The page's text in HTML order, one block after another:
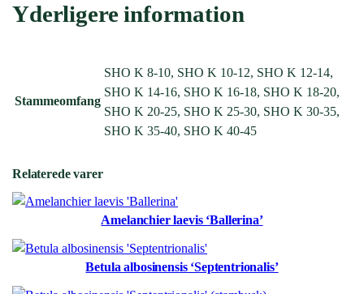
Yderligere information
Stammeomfang
SHO K 8-10, SHO K 10-12, SHO K 12-14,
SHO K 14-16, SHO K 16-18, SHO K 18-20,
SHO K 20-25, SHO K 25-30, SHO K 30-35,
SHO K 35-40, SHO K 40-45
Relaterede varer
Amelanchier laevis ‘Ballerina’
Betula albosinensis ‘Septentrionalis’